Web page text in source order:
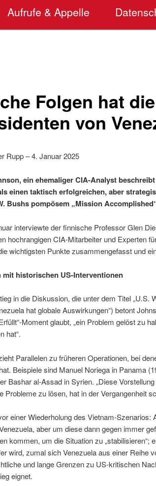
Aufrufe & Appelle
Folgen hat
von
Rupp – 4. Januar 2025
ein ehemaliger CIA-Analyst
einen taktisch erfolgreichen, aber
Bushs pompösem „Mission
interviewte der finnische Professor Glen
hochrangigen CIA-Mitarbeiter und Experten
wichtigsten Punkte zusammengefasst und
mit historischen US-Interventionen
in die Diskussion, die unter dem Titel „U.S.
hat globale Auswirkungen“) betont
Moment glaubt, „ein Problem gelöst zu
hat“.
Parallelen zu früheren Operationen, bei
Beispiele sind Manuel Noriega in Panama
Bashar al-Assad in Syrien. „Diese
Probleme zu lösen, hat in der Vergangenheit
einer Wiederholung des Vietnam-
aber um diese dann gegen immer
kommen, um die Situation zu
wird, zumal sich Venezuela aus einer Reihe
und lange Grenzen zu US-kritischen
eignet.